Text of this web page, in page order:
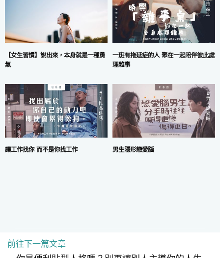
【女生習慣】說出來，本身就是一種勇
氣
一班有拖延症的人 聚在一起陪伴彼此處
理雜事
讓工作找你 而不是你找工作 男生隱形戀愛腦
前往下一篇文章COPYRIGHT © 2024 MARS DIGITAL LIMITED.
使用條款|私隱政策